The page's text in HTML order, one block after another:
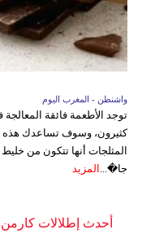
واشنطن - المغرب اليوم
توجد الأطعمة فائقة
كثيرون، وسوف تساعدك هذه
المثلجات أنها تتكون من
جا�... المزيد
أحدث إطلالات